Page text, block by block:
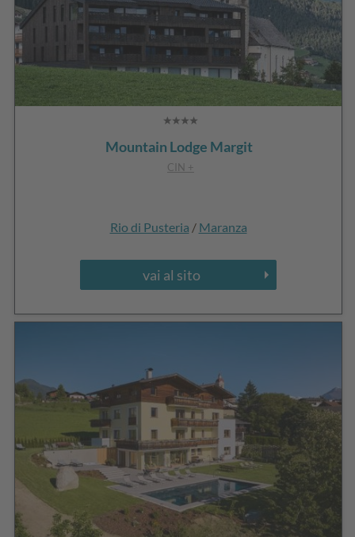
Mountain Lodge Margit
CIN +
Rio di Pusteria / Maranza
vai al sito